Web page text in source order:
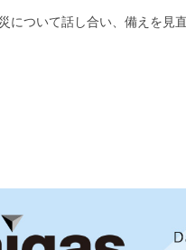
について話し合い、備えを見